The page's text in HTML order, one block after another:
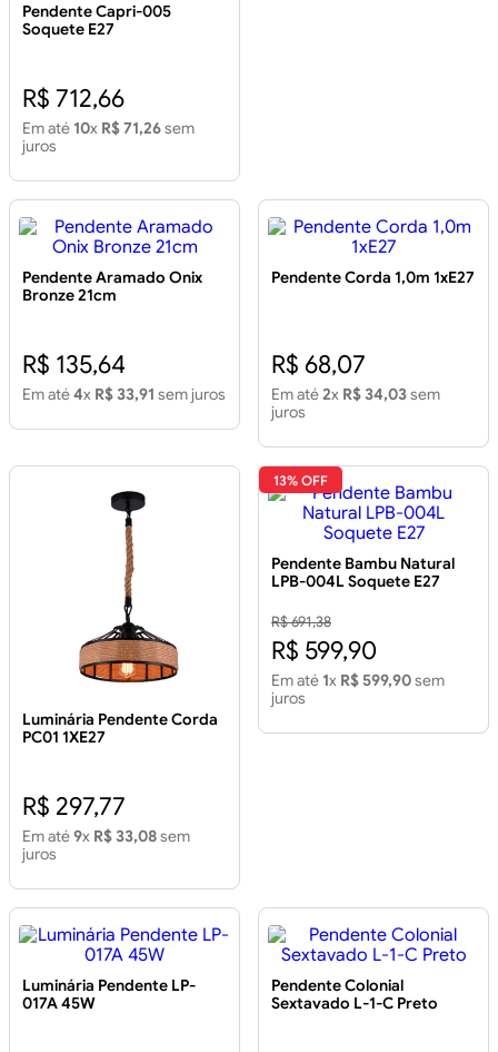
Pendente Capri-005
Soquete E27
R$ 712,66
Em até 10x R$ 71,26sem
juros
Pendente Aramado Onix
Bronze 21cm
R$ 135,64
Em até4x R$ 33,91 sem juros
Pendente Corda 1,0m 1xE27
R$ 68,07
Em até2x R$ 34,03sem
juros
Luminária Pendente Corda
PC01 1XE27
R$ 297,77
Em até9x R$ 33,08sem
juros
13% OFF
Pendente Bambu Natural
LPB-004L Soquete E27
R$ 691,38
R$ 599,90
Em até 1x R$ 599,90sem
juros
Luminária Pendente LP-
017A 45W
Pendente Colonial
Sextavado L-1-C Preto